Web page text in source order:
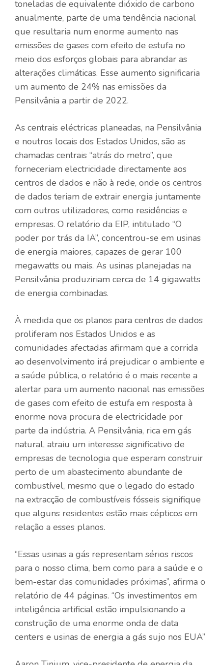
toneladas de equivalente dióxido de carbono
anualmente, parte de uma tendência nacional
que resultaria num enorme aumento nas
emissões de gases com efeito de estufa no
meio dos esforços globais para abrandar as
alterações climáticas. Esse aumento significaria
um aumento de 24% nas emissões da
Pensilvânia a partir de 2022.
As centrais eléctricas planeadas, na Pensilvânia
e noutros locais dos Estados Unidos, são as
chamadas centrais “atrás do metro”, que
forneceriam electricidade directamente aos
centros de dados e não à rede, onde os centros
de dados teriam de extrair energia juntamente
com outros utilizadores, como residências e
empresas. O relatório da EIP, intitulado “O
poder por trás da IA”, concentrou-se em usinas
de energia maiores, capazes de gerar 100
megawatts ou mais. As usinas planejadas na
Pensilvânia produziriam cerca de 14 gigawatts
de energia combinadas.
À medida que os planos para centros de dados
proliferam nos Estados Unidos e as
comunidades afectadas afirmam que a corrida
ao desenvolvimento irá prejudicar o ambiente e
a saúde pública, o relatório é o mais recente a
alertar para um aumento nacional nas emissões
de gases com efeito de estufa em resposta à
enorme nova procura de electricidade por
parte da indústria. A Pensilvânia, rica em gás
natural, atraiu um interesse significativo de
empresas de tecnologia que esperam construir
perto de um abastecimento abundante de
combustível, mesmo que o legado do estado
na extracção de combustíveis fósseis signifique
que alguns residentes estão mais cépticos em
relação a esses planos.
“Essas usinas a gás representam sérios riscos
para o nosso clima, bem como para a saúde e o
bem-estar das comunidades próximas”, afirma o
relatório de 44 páginas. “Os investimentos em
inteligência artificial estão impulsionando a
construção de uma enorme onda de data
centers e usinas de energia a gás sujo nos EUA”